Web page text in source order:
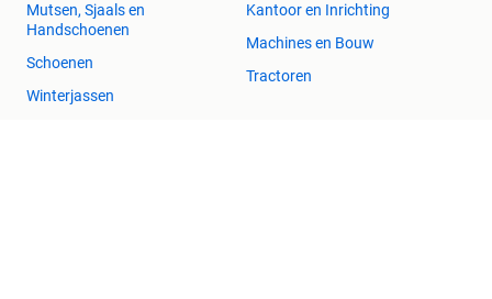
Mutsen, Sjaals en
Handschoenen
Schoenen
Winterjassen
Kantoor en Inrichting
Machines en Bouw
Tractoren